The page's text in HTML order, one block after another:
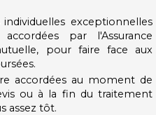
exceptionnelles
par l'Assurance
pour faire face aux
accordées au moment de
ou à la fin du traitement
assez tôt.